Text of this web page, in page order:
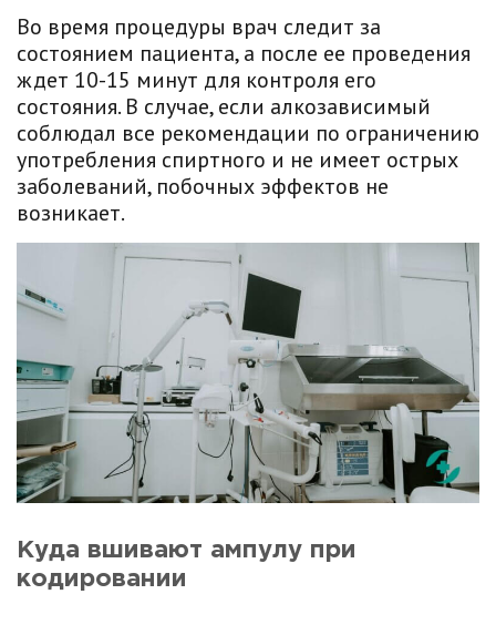
Во время процедуры врач следит за
состоянием пациента, а после ее проведения
ждет 10-15 минут для контроля его
состояния. В случае, если алкозависимый
соблюдал все рекомендации по ограничению
употребления спиртного и не имеет острых
заболеваний, побочных эффектов не
возникает.
Куда вшивают ампулу при
кодировании